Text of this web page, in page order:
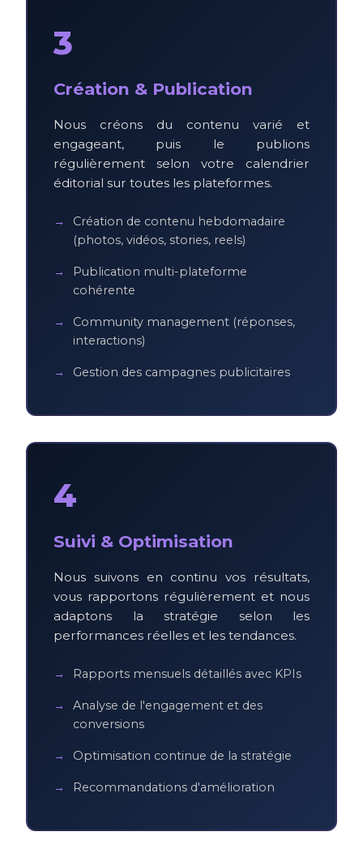
3
Création & Publication
Nous créons du contenu varié et
engageant, puis le publions
régulièrement selon votre calendrier
éditorial sur toutes les plateformes.
Création de contenu hebdomadaire
(photos, vidéos, stories, reels)
Publication multi-plateforme
cohérente
Community management (réponses,
interactions)
Gestion des campagnes publicitaires
4
Suivi & Optimisation
Nous suivons en continu vos résultats,
vous rapportons régulièrement et nous
adaptons la stratégie selon les
performances réelles et les tendances.
Rapports mensuels détaillés avec KPIs
Analyse de l'engagement et des
conversions
Optimisation continue de la stratégie
Recommandations d'amélioration